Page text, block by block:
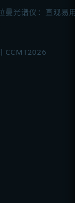
曼光谱仪：直观易
CCMT2026